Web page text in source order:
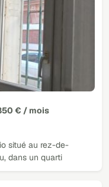
€ / mois
situé au rez-de-
dans un quarti